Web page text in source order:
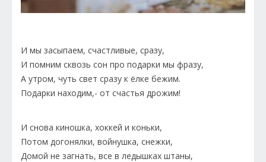
И мы засыпаем, счастливые, сразу,
И помним сквозь сон про подарки мы фразу,
А утром, чуть свет сразу к ёлке бежим.
Подарки находим,- от счастья дрожим!
И снова киношка, хоккей и коньки,
Потом догонялки, войнушка, снежки,
Домой не загнать, все в ледышках штаны,